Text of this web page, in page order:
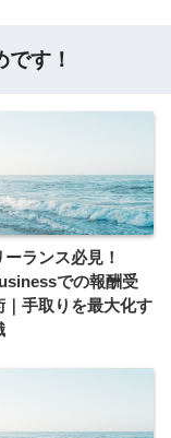
す！
ランス必見！
での報酬受
｜手取りを最大化す